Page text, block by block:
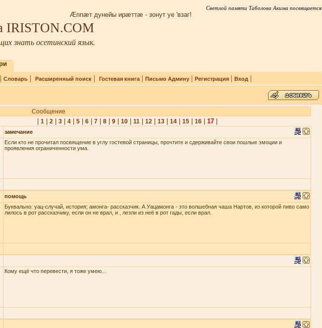
Светлой памяти Таболова Акима посвящается.
Æппæт дунейы ирæттæ - зонут уе 'взаг!
IRISTON.COM
знать осетинский язык.
| Словарь| Расширенный поиск| Гостевая книга| Письмо Админу| Регистрация| Вход |
Сообщение
1| 2| 3| 4| 5| 6| 7| 8| 9| 10| 11| 12| 13| 14| 15| 16| 17|
замечание
Если кто не прочитал посвящение в углу гостевой страницы, прочтите и сдерживайте свои пошлые эмоции и
проявления ограниченности ума.
помощь
Буквально: уац-случай, история; амонга- рассказчик. А Уацамонга - это волшебная чаша Нартов, из которой пиво само
лилось в рот рассказчику, если он не врал, и , лезли из неё в рот гады, если врал.
Кому ещё что перевести, я тоже умею...